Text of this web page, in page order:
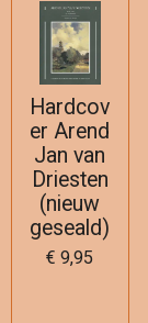
Hardcov
er Arend
Jan van
Driesten
(nieuw
geseald)
€ 9,95